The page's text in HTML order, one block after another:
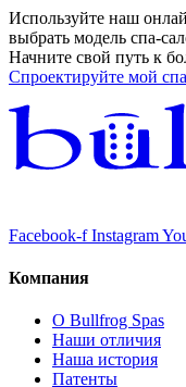
Используйте наш
выбрать модель спа-
Начните свой путь к
Спроектируйте мой
Facebook-f Instagram
Компания
О Bullfrog Spas
Наши отличия
Наша история
Патенты